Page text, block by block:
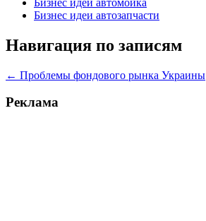
Бизнес идеи автозапчасти
Навигация по записям
← Проблемы фондового рынка Украины
Реклама